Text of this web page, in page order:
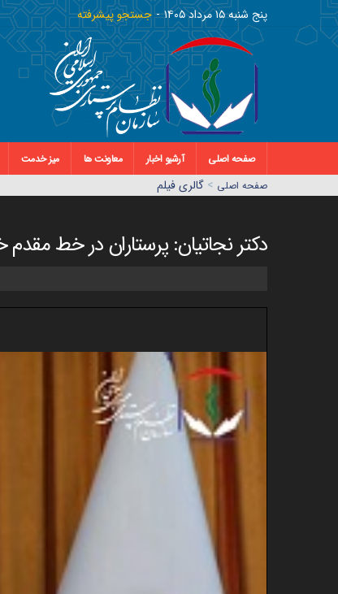
پنج شنبه ١٥ مرداد ١٤٠٥ جستجو پیشرفته
صفحه اصلی آرشیو اخبار معاونت ها میز خدمت
صفحه اصلي > گالری فیلم
دکتر نجاتیان: پرستاران در خط